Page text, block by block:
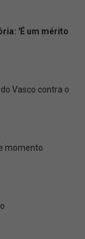
'É um mérito
Vasco contra o
momento